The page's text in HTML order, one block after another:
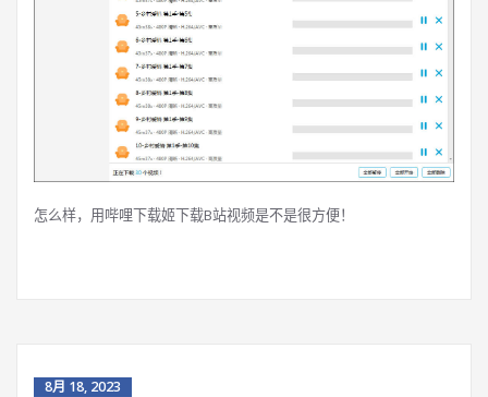
怎么样，用哔哩下载姬下载B站视频是不是很方便！
8月 18, 2023